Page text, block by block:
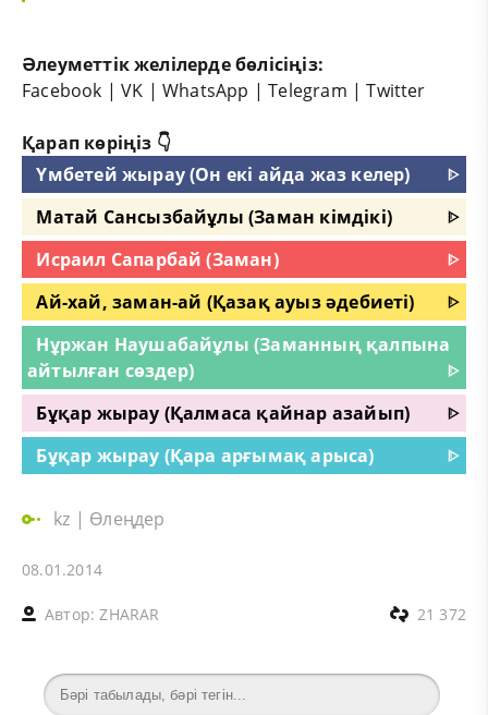
Әлеуметтік желілерде бөлісіңіз:
Facebook |VK |WhatsApp |Telegram |Twitter
Қарап көріңіз 👇
Үмбетей жырау (Он екі айда жаз келер)
ᐈ
Матай Сансызбайұлы (Заман кімдікі)
ᐈ
Исраил Сапарбай (Заман)
ᐈ
Ай-хай, заман-ай (Қазақ ауыз әдебиеті)
ᐈ
Нұржан Наушабайұлы (Заманның қалпына
айтылған сөздер)
ᐈ
Бұқар жырау (Қалмаса қайнар азайып)
ᐈ
Бұқар жырау (Қара арғымақ арыса)
ᐈ
kz | Өлеңдер
08.01.2014
Автор:ZHARAR 21 372